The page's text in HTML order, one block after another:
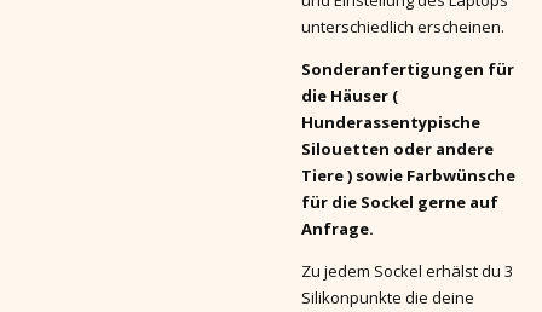
unterschiedlich erscheinen.
Sonderanfertigungen für
die Häuser (
Hunderassentypische
Silouetten oder andere
Tiere ) sowie Farbwünsche
für die Sockel gerne auf
Anfrage.
Zu jedem Sockel erhälst du 3
Silikonpunkte die deine